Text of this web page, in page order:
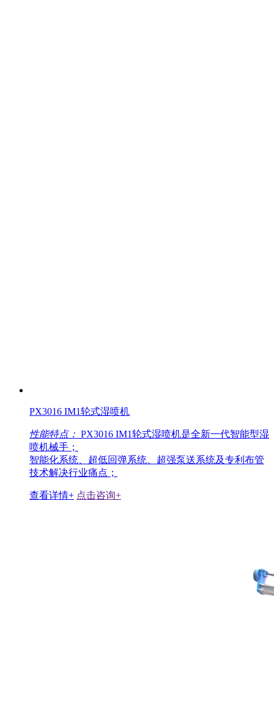
PX3016 IM1轮式湿喷机
性能特点： PX3016 IM1轮式湿喷机是全新一代智能型湿
喷机械手；
智能化系统、超低回弹系统、超强泵送系统及专利布管
技术解决行业痛点；
查看详情+ 点击咨询+